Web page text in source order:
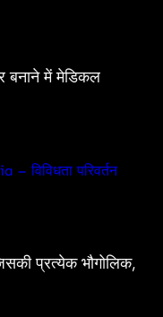
बनाने में मेडिकल
विविधता परिवर्तन
प्रत्येक भौगोलिक,